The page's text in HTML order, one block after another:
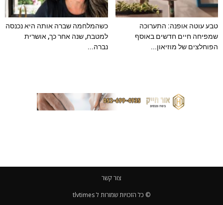
טבע עוטה אופנה: התערוכה
שמפיחה חיים חדשים באוסף
הפוחלצים של מוזיאון...
כשהמלחמה שברה אותה היא נכנסה
למטבח, שנה אחר כך, אושרית
נברה...
צור קשר
© כל הזכויות שמורות ל tlvtimes